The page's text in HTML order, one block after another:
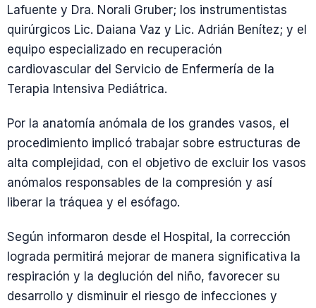
Lafuente y Dra. Norali Gruber; los instrumentistas
quirúrgicos Lic. Daiana Vaz y Lic. Adrián Benítez; y el
equipo especializado en recuperación
cardiovascular del Servicio de Enfermería de la
Terapia Intensiva Pediátrica.
Por la anatomía anómala de los grandes vasos, el
procedimiento implicó trabajar sobre estructuras de
alta complejidad, con el objetivo de excluir los vasos
anómalos responsables de la compresión y así
liberar la tráquea y el esófago.
Según informaron desde el Hospital, la corrección
lograda permitirá mejorar de manera significativa la
respiración y la deglución del niño, favorecer su
desarrollo y disminuir el riesgo de infecciones y